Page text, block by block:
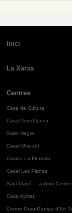
Inici
La Xarxa
Centres
Casa de Cultura
Casal Torreblanca
Xalet Negre
Casal Mira-sol
Casino La Floresta
Casal Les Planes
Sala Clavé - La Unió
Casa Aymat
Centre Grau-Garriga d'Art